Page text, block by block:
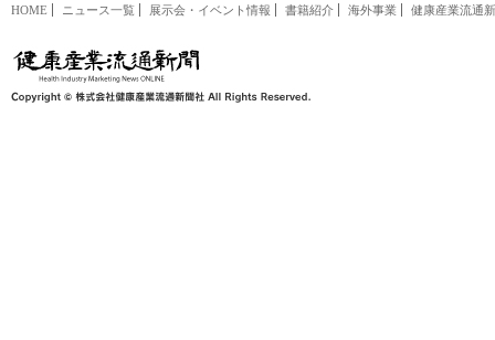
HOME ニュース一覧 展示会・イベント情報 書籍紹介 海外事業 健康産業流通